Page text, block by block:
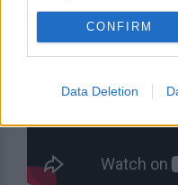
CONFIRM
Data Deletion